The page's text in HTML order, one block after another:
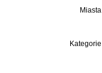
Miasta
Kategorie